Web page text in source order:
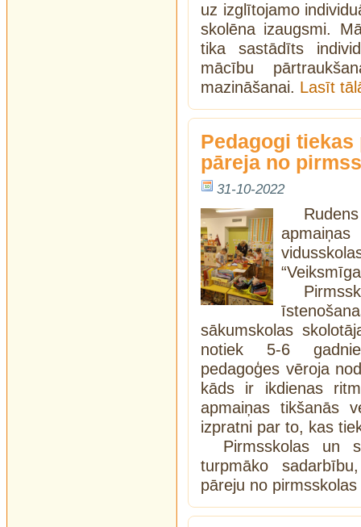
uz izglītojamo
skolēna izaugsmi.
tika sastādīts
mācību
mazināšanai. Lasīt
Pedagogi tiekas
pāreja no
31-10-2022
sākumskolas
notiek 5-6
pedagoģes vēroja
kāds ir ikdienas
apmaiņas tikšanās
izpratni par to, kas
Pirmsskolas un
turpmāko
pāreju no